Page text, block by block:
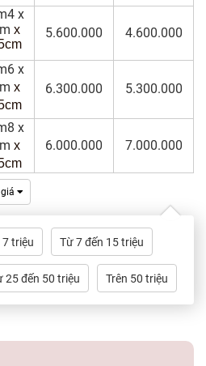
x
x
5.600.000 4.600.000
x
x
6.300.000 5.300.000
x
x
6.000.000 7.000.000
7 triệu Từ 7 đến 15 triệu
25 đến 50 triệu Trên 50 triệu